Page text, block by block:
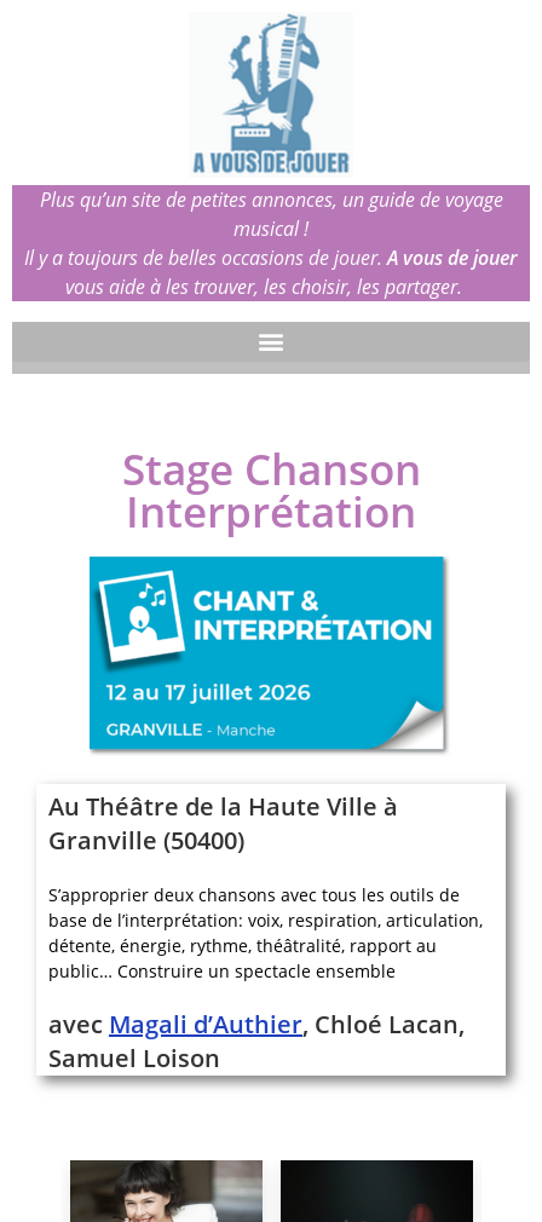
Plus qu’un site de petites annonces, un guide de voyage
musical !
Il y a toujours de belles occasions de jouer.A vous de jouer
vous aide à les trouver, les choisir, les partager.
Stage Chanson
Interprétation
Au Théâtre de la Haute Ville à
Granville (50400)
S’approprier deux chansons avec tous les outils de
base de l’interprétation: voix, respiration, articulation,
détente, énergie, rythme, théâtralité, rapport au
public… Construire un spectacle ensemble
avec Magali d’Authier, Chloé Lacan,
Samuel Loison